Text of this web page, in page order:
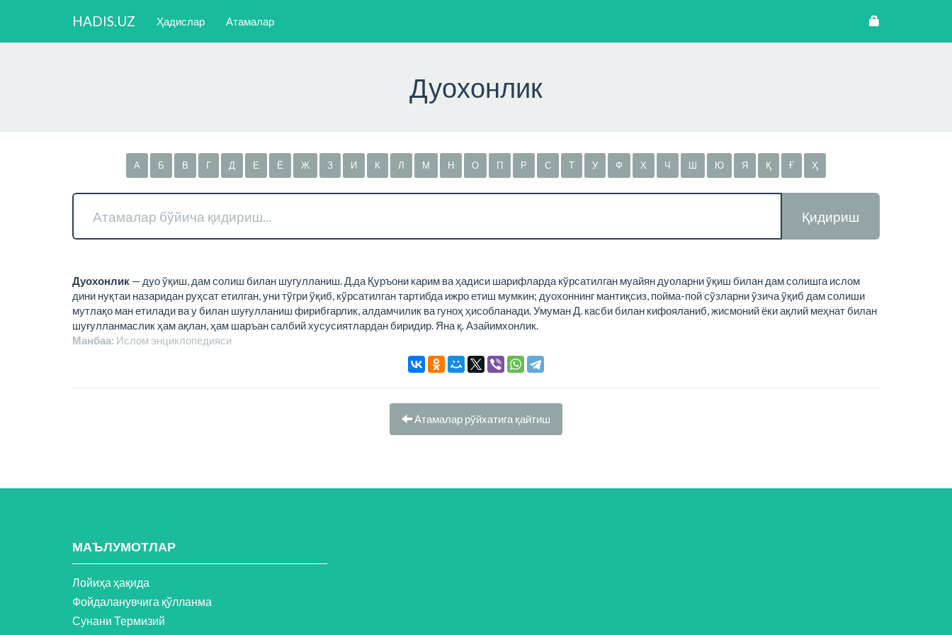
HADIS.UZ Ҳадислар Атамалар
Дуохонлик
А Б В Г Д Е Ё Ж З И К Л М Н О П Р С Т У Ф Х Ч Ш Ю Я Қ Ғ Ҳ
Қидириш
Дуохонлик — дуо ўқиш, дам солиш билан шугулланиш. Д.да Қуръони карим ва ҳадиси шарифларда кўрсатилган муайян дуоларни ўқиш билан дам солишга ислом
дини нуқтаи назаридан руҳсат етилган, уни тўгри ўқиб, кўрсатилган тартибда ижро етиш мумкин; дуохоннинг мантиқсиз, пойма-пой сўзларни ўзича ўқиб дам солиши
мутлақо ман етилади ва у билан шуғулланиш фирибгарлик, алдамчилик ва гуноҳ ҳисобланади. Умуман Д. касби билан кифояланиб, жисмоний ёки ақлий меҳнат билан
шуғулланмаслик ҳам ақлан, ҳам шаръан салбий хусусиятлардан биридир. Яна қ. Азайимхонлик.
Манбаа: Ислом энциклопeдияси
Атамалар рўйхатига қайтиш
МАЪЛУМОТЛАР
Лойиҳа ҳақида
Фойдаланувчига қўлланма
Сунани Термизий